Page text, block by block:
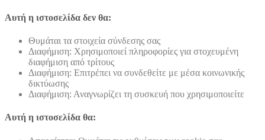
Αυτή η ιστοσελίδα δεν θα:
Θυμάται τα στοιχεία σύνδεσης σας
Διαφήμιση: Χρησιμοποιεί πληροφορίες για στοχευμένη
διαφήμιση από τρίτους
Διαφήμιση: Επιτρέπει να συνδεθείτε με μέσα κοινωνικής
δικτύωσης
Διαφήμιση: Αναγνωρίζει τη συσκευή που χρησιμοποιείτε
Αυτή η ιστοσελίδα θα: